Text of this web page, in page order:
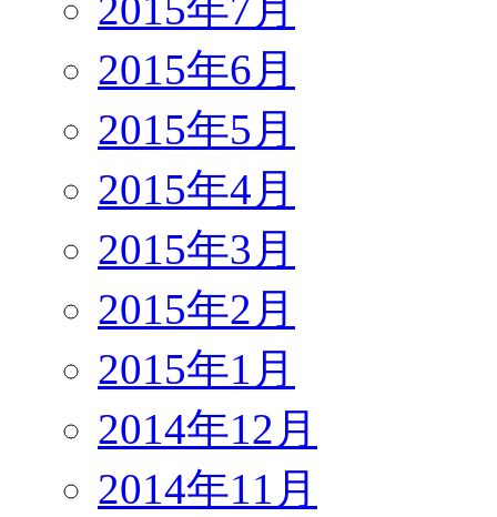
2015年7月
2015年6月
2015年5月
2015年4月
2015年3月
2015年2月
2015年1月
2014年12月
2014年11月